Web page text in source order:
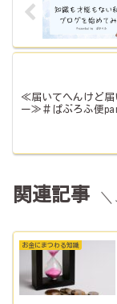
≪届いてへんけど届
ー≫＃ぱぶろふ便
関連記事
お金にまつわる知識